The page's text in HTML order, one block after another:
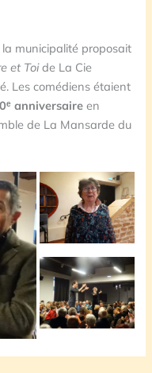
la municipalité proposait
et Toide La Cie
Les comédiens étaient
anniversaire en
de La Mansarde du